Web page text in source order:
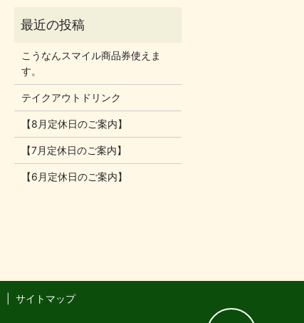
こうなんスマイル商品券使えま
す。
テイクアウトドリンク
【8月定休日のご案内】
【7月定休日のご案内】
【6月定休日のご案内】
サイトマップ